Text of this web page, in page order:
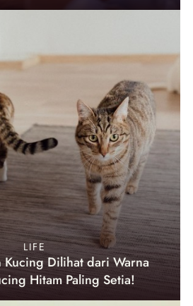
LIFE
Dilihat dari Warna
Hitam Paling Setia!